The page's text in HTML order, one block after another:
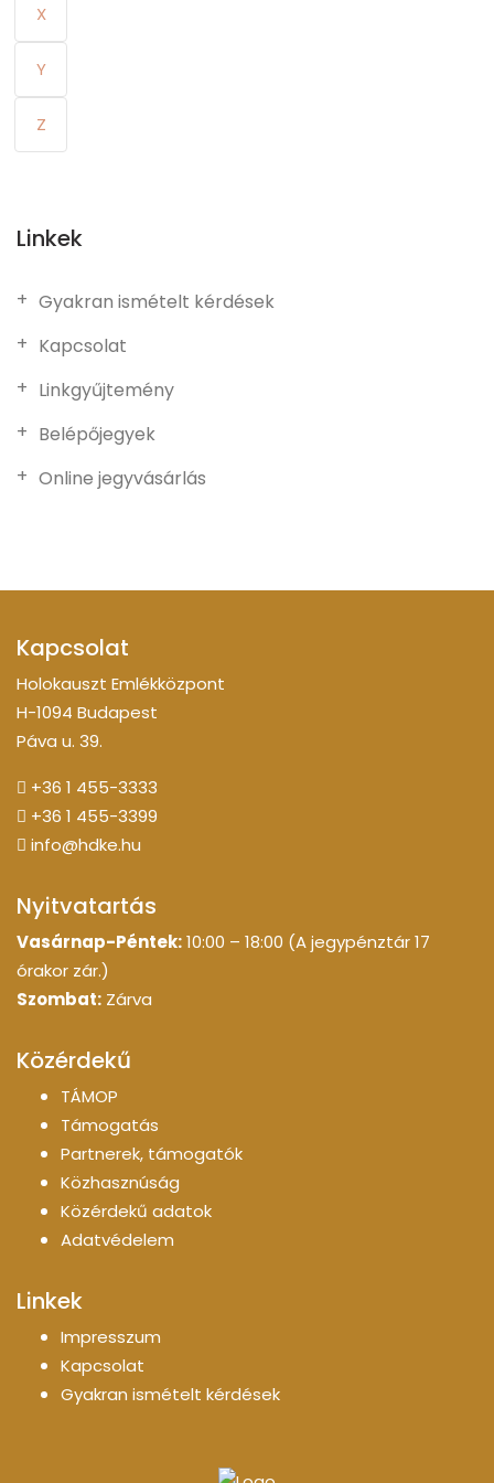
X
Y
Z
Linkek
Gyakran ismételt kérdések
Kapcsolat
Linkgyűjtemény
Belépőjegyek
Online jegyvásárlás
Kapcsolat
Holokauszt Emlékközpont
H-1094 Budapest
Páva u. 39.
+36 1 455-3333
+36 1 455-3399
info@hdke.hu
Nyitvatartás
Vasárnap-Péntek:10:00 – 18:00 (A jegypénztár 17
órakor zár.)
Szombat: Zárva
Közérdekű
TÁMOP
Támogatás
Partnerek, támogatók
Közhasznúság
Közérdekű adatok
Adatvédelem
Linkek
Impresszum
Kapcsolat
Gyakran ismételt kérdések